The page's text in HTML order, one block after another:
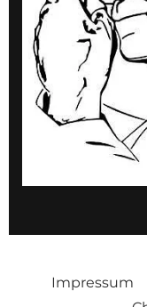
Impressum